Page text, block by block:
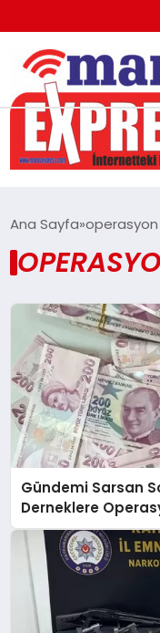
K.MARAŞ
ÇAĞLAYANCERİT
BİZE ULAŞIN
GÖKSUN
TÜRKOĞLU
PAZARCIK
KÜNYE
Ana Sayfa operasyon
Gündemi Sarsan
Derneklere